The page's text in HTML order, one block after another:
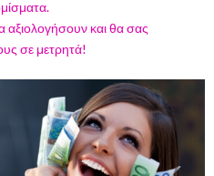
και θα σας
σε μετρητά!